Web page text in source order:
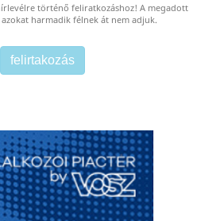
történő feliratkozáshoz! A megadott
harmadik félnek át nem adjuk.